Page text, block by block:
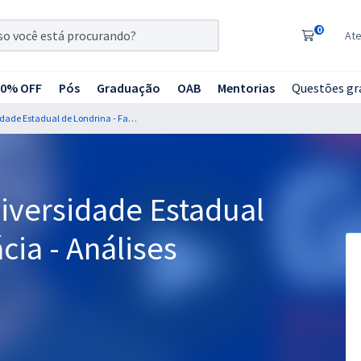
0
OFF Pós Graduação OAB Mentorias Questões
Residência UEL - Universidade Estadual de Londrina - Farmácia - Análises Clínicas
Estadual
- Análises